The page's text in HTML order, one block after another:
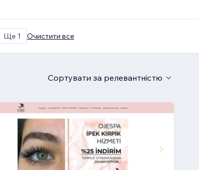
Ще 1 Очистити все
Сортувати за релевантністю